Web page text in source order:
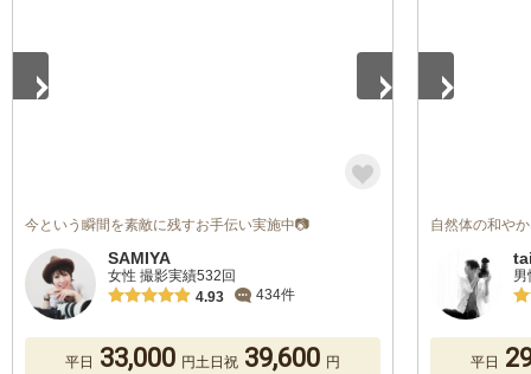
今という瞬間を素敵に残すお手伝い実施中📷
SAMIYA
女性 撮影実績532回
4.93
434件
平日 33,000 円土日祝 39,600 円
自然体の和や
平日